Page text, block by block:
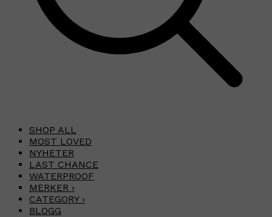
SHOP ALL
MOST LOVED
NYHETER
LAST CHANCE
WATERPROOF
MERKER ›
CATEGORY ›
BLOGG